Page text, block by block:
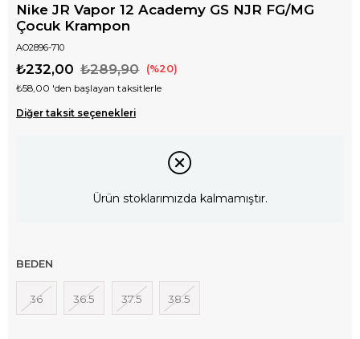
Nike JR Vapor 12 Academy GS NJR FG/MG
Çocuk Krampon
AO2896-710
₺289,90
₺232,00 20
₺58,00 'den başlayan taksitlerle
Diğer taksit seçenekleri
Ürün stoklarımızda kalmamıştır.
BEDEN
36 36.5 37.5 38.5